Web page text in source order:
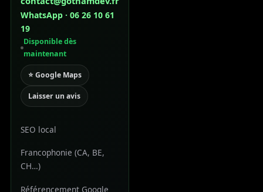
WhatsApp · 06 26 10 61
19
Disponible dès
maintenant
⭐ Google Maps
Laisser un avis
SEO local
Francophonie (CA, BE,
CH…)
Référencement Google